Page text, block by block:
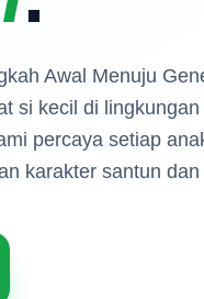
Awal Menuju
si kecil di lingkungan
percaya setiap
karakter santun dan